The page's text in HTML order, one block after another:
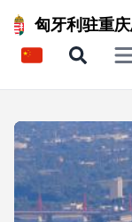
匈牙利驻重